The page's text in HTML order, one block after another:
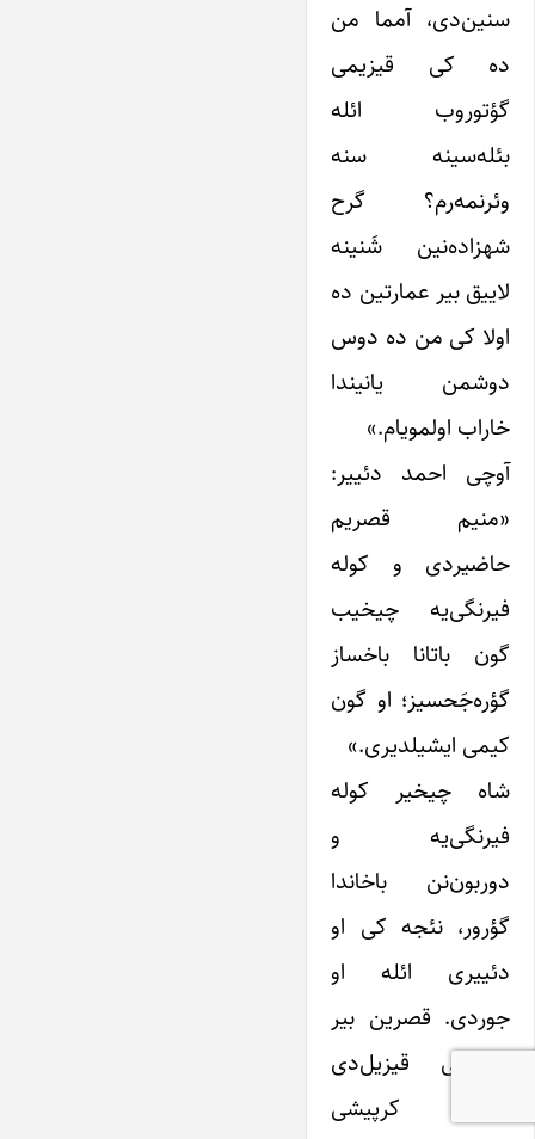
سنین‌دی، آمما من
ده کی قیزیمی
گؤتوروب ائله
بئله‌سینه سنه
وئرنمه‌رم؟ گرح
شهزاده‌نین شَنینه
لاییق بیر عمارتین ده
اولا کی من ده دوس
دوشمن یانیندا
خاراب اولمویام.»
آوچی احمد دئییر:
«منیم قصریم
حاضیردی و کوله
فیرنگی‌یه چیخیب
گون باتانا باخساز
گؤره‌جَحسیز؛ او گون
کیمی ایشیلدیری.»
شاه چیخیر کوله
فیرنگی‌یه و
دوربون‌نن باخاندا
گؤرور، نئجه کی او
دئییری ائله او
جوردی. قصرین بیر
کرپیشی قیزیل‌دی
بیر کرپیشی